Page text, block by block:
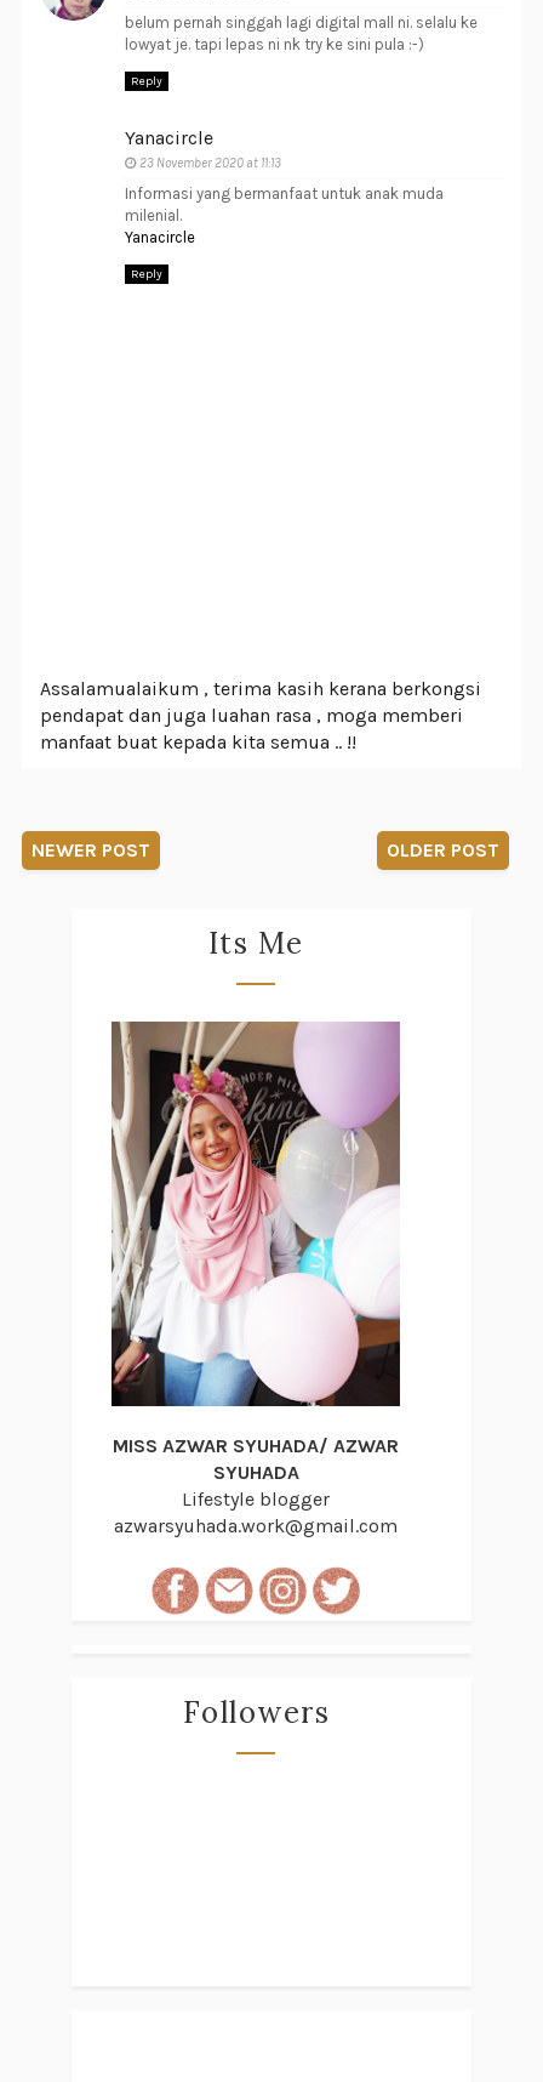
belum pernah singgah lagi digital mall ni. selalu ke
lowyat je. tapi lepas ni nk try ke sini pula :-)
Reply
Yanacircle
23 November 2020 at 11:13
Informasi yang bermanfaat untuk anak muda
milenial.
Yanacircle
Reply
Assalamualaikum , terima kasih kerana berkongsi
pendapat dan juga luahan rasa , moga memberi
manfaat buat kepada kita semua .. !!
NEWER POST OLDER POST
Its Me
MISS AZWAR SYUHADA/ AZWAR
SYUHADA
Lifestyle blogger
azwarsyuhada.work@gmail.com
Followers